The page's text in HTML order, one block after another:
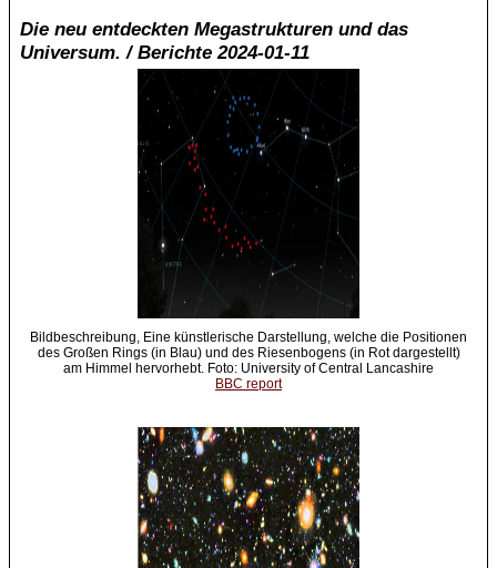
Die neu entdeckten Megastrukturen und das
Universum. / Berichte 2024-01-11
Bildbeschreibung, Eine künstlerische Darstellung, welche die Positionen
des Großen Rings (in Blau) und des Riesenbogens (in Rot dargestellt)
am Himmel hervorhebt. Foto: University of Central Lancashire
BBC report